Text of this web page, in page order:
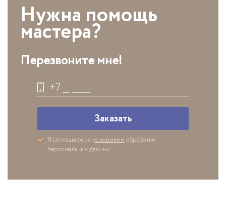
Нужна помощь
мастера?
Перезвоните мне!
Заказать
Я соглашаюсь с условиямиобработки
персональных данных